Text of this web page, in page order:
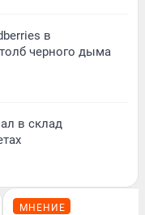
в
черного дыма
в склад
МНЕНИЕ